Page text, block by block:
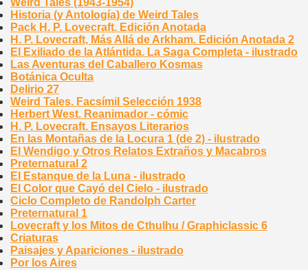
Historia (y Antología) de Weird Tales
Pack H. P. Lovecraft. Edición Anotada
H. P. Lovecraft, Más Allá de Arkham. Edición Anotada 2
El Exiliado de la Atlántida. La Saga Completa - ilustrado
Las Aventuras del Caballero Kosmas
Botánica Oculta
Delirio 27
Weird Tales. Facsímil Selección 1938
Herbert West. Reanimador - cómic
H. P. Lovecraft. Ensayos Literarios
En las Montañas de la Locura 1 (de 2) - ilustrado
El Wendigo y Otros Relatos Extraños y Macabros
Preternatural 2
El Estanque de la Luna - ilustrado
El Color que Cayó del Cielo - ilustrado
Ciclo Completo de Randolph Carter
Preternatural 1
Lovecraft y los Mitos de Cthulhu / Graphiclassic 6
Criaturas
Paisajes y Apariciones - ilustrado
Por los Aires